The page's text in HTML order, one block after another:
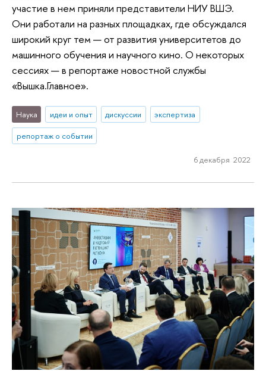
участие в нем приняли представители НИУ ВШЭ.
Они работали на разных площадках, где обсуждался
широкий круг тем — от развития университетов до
машинного обучения и научного кино. О некоторых
сессиях — в репортаже новостной службы
«Вышка.Главное».
Наука идеи и опыт дискуссии
экспертиза
репортаж о событии
6 декабря 2022